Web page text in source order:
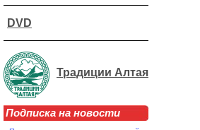
DVD
Традиции Алтая
Подписка на новости